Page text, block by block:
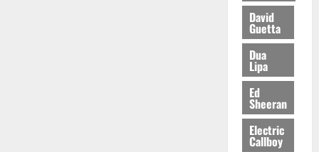
David
Guetta
Dua
Lipa
Ed
Sheeran
Electric
Callboy